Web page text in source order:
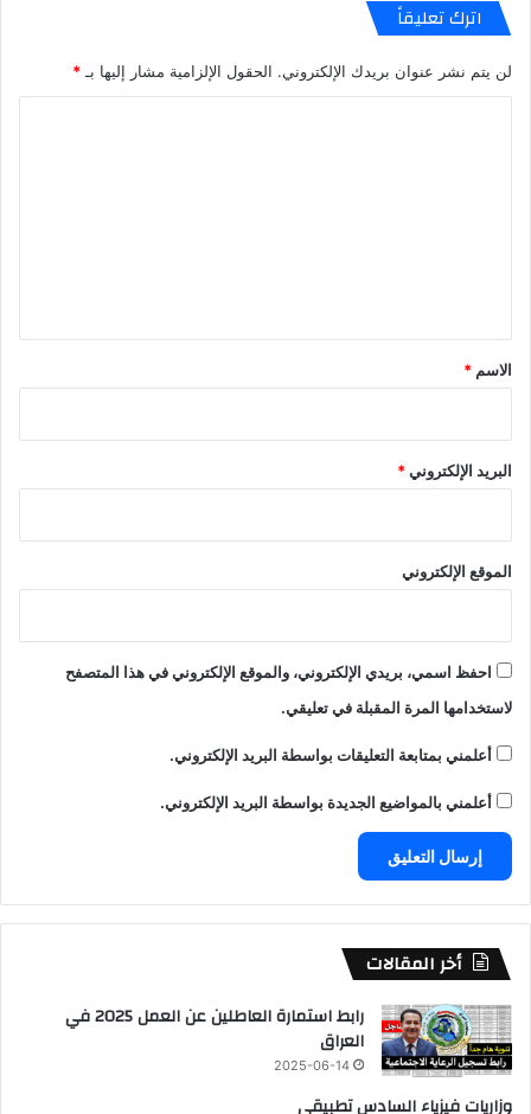
اترك تعليقاً
لن يتم نشر عنوان بريدك الإلكتروني. الحقول الإلزامية مشار إليها بـ *
*
الاسم *
البريد الإلكتروني*
الموقع الإلكتروني
احفظ اسمي، بريدي الإلكتروني، والموقع الإلكتروني في هذا المتصفح
لاستخدامها المرة المقبلة في تعليقي.
أعلمني بمتابعة التعليقات بواسطة البريد الإلكتروني.
أعلمني بالمواضيع الجديدة بواسطة البريد الإلكتروني.
أخر المقالات
رابط استمارة العاطلين عن العمل 2025 في
العراق
2025-06-14
وزاريات فيزياء السادس تطبيقي